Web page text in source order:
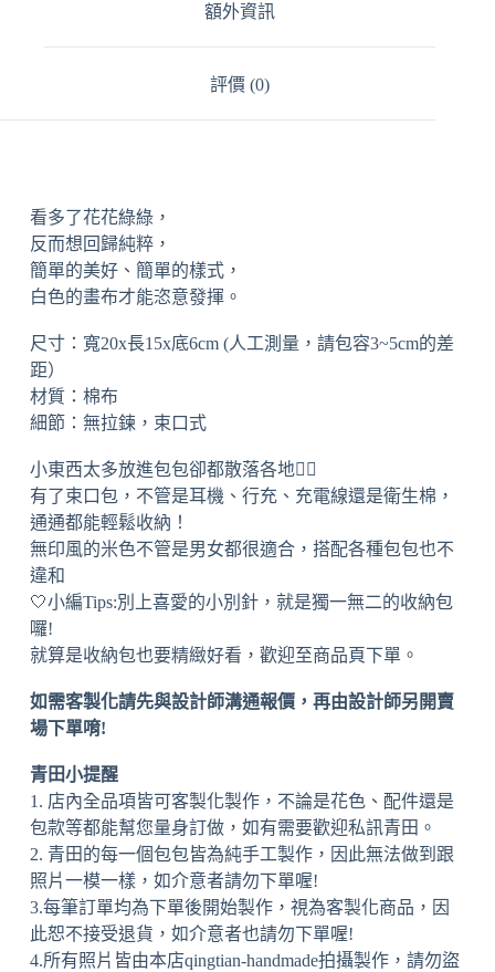
額外資訊
評價 (0)
看多了花花綠綠，
反而想回歸純粹，
簡單的美好、簡單的樣式，
白色的畫布才能恣意發揮。
尺寸：寬20x長15x底6cm (人工測量，請包容3~5cm的差
距）
材質：棉布
細節：無拉鍊，束口式
小東西太多放進包包卻都散落各地🤦‍♀️
有了束口包，不管是耳機、行充、充電線還是衛生棉，
通通都能輕鬆收納！
無印風的米色不管是男女都很適合，搭配各種包包也不
違和
🤍小編Tips:別上喜愛的小別針，就是獨一無二的收納包
囉!
就算是收納包也要精緻好看，歡迎至商品頁下單。
如需客製化請先與設計師溝通報價，再由設計師另開賣
場下單唷!
青田小提醒
1. 店內全品項皆可客製化製作，不論是花色、配件還是
包款等都能幫您量身訂做，如有需要歡迎私訊青田。
2. 青田的每一個包包皆為純手工製作，因此無法做到跟
照片一模一樣，如介意者請勿下單喔!
3.每筆訂單均為下單後開始製作，視為客製化商品，因
此恕不接受退貨，如介意者也請勿下單喔!
4.所有照片皆由本店qingtian-handmade拍攝製作，請勿盜